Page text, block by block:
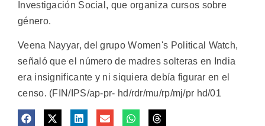
Investigación Social, que organiza cursos sobre
género.
Veena Nayyar, del grupo Women's Political Watch,
señaló que el número de madres solteras en India
era insignificante y ni siquiera debía figurar en el
censo. (FIN/IPS/ap-pr- hd/rdr/mu/rp/mj/pr hd/01